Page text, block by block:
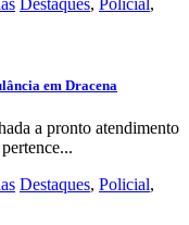
em Dracena
a pronto atendimento
Destaques, Policial,